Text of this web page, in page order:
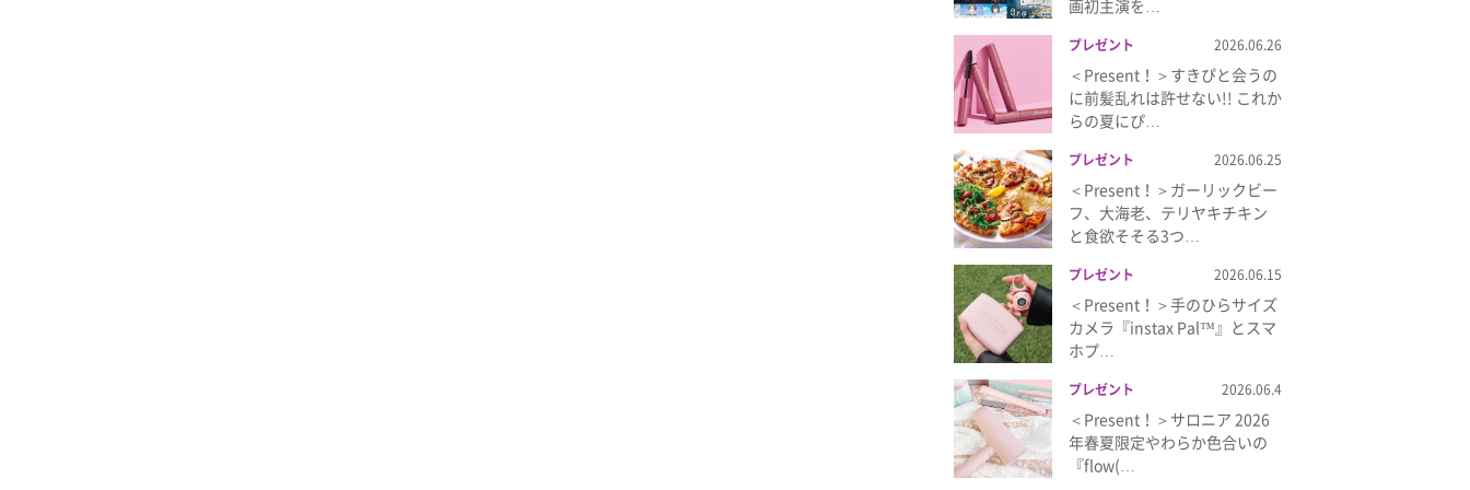
画初主演を…
プレゼント 2026.06.26
＜Present！＞すきぴと会うの
に前髪乱れは許せない!! これか
らの夏にぴ…
プレゼント 2026.06.25
＜Present！＞ガーリックビー
フ、大海老、テリヤキチキン
と食欲そそる3つ…
プレゼント 2026.06.15
＜Present！＞手のひらサイズ
カメラ『instax Pal™』とスマ
ホプ…
プレゼント 2026.06.4
＜Present！＞サロニア 2026
年春夏限定やわらか色合いの
『flow(…